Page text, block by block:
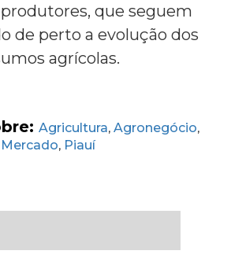
que seguem
de perto a evolução dos
agrícolas.
Agricultura, Agronegócio,
Mercado, Piauí